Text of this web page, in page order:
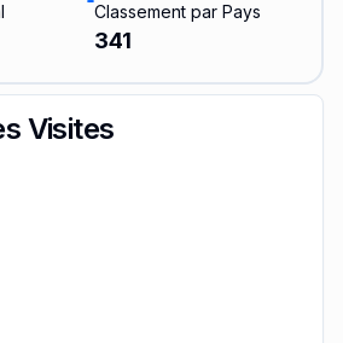
Classement par Pays
341
Visites